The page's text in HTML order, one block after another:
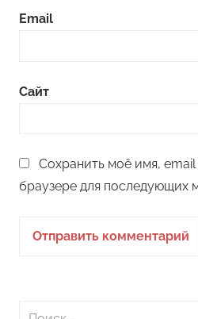
Email
Сайт
Сохранить моё имя,
браузере для последующих
Поиск